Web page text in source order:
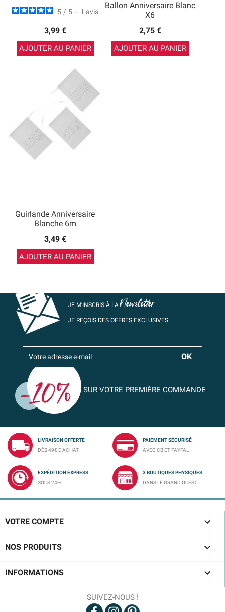
5 / 5 - 1 avis
3,99 €
AJOUTER AU PANIER
Ballon Anniversaire Blanc
X6
2,75 €
AJOUTER AU PANIER
Guirlande Anniversaire
Blanche 6m
3,49 €
AJOUTER AU PANIER
JE M’INSCRIS À LANewsletter
JE REÇOIS DES OFFRES EXCLUSIVES
SUR VOTRE PREMIÈRE COMMANDE
LIVRAISON OFFERTE
DÈS 49€ D'ACHAT
PAIEMENT SÉCURISÉ
AVEC CB ET PAYPAL
EXPÉDITION EXPRESS
SOUS 24H
3 BOUTIQUES PHYSIQUES
DANS LE GRAND OUEST
VOTRE COMPTE 
NOS PRODUITS 
INFORMATIONS 
SUIVEZ-NOUS !